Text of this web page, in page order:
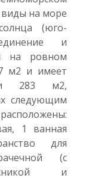
виды на море
(юго-
и
на ровном
м2 и имеет
283 м2,
следующим
1 ванная
для
(с
и